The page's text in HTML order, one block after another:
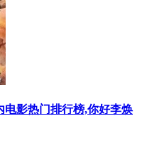
电影热门排行榜,你好李焕